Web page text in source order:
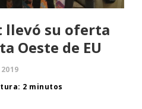
llevó su oferta
Oeste de EU
2 minutos